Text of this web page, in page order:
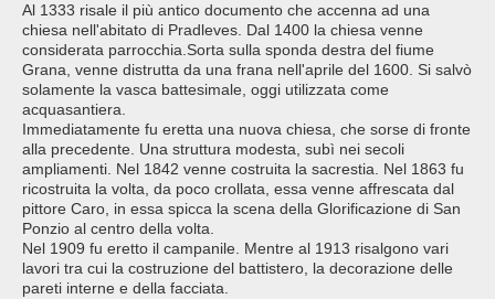
Al 1333 risale il più antico documento che accenna ad una
chiesa nell'abitato di Pradleves. Dal 1400 la chiesa venne
considerata parrocchia.Sorta sulla sponda destra del fiume
Grana, venne distrutta da una frana nell'aprile del 1600. Si salvò
solamente la vasca battesimale, oggi utilizzata come
acquasantiera.
Immediatamente fu eretta una nuova chiesa, che sorse di fronte
alla precedente. Una struttura modesta, subì nei secoli
ampliamenti. Nel 1842 venne costruita la sacrestia. Nel 1863 fu
ricostruita la volta, da poco crollata, essa venne affrescata dal
pittore Caro, in essa spicca la scena della Glorificazione di San
Ponzio al centro della volta.
Nel 1909 fu eretto il campanile. Mentre al 1913 risalgono vari
lavori tra cui la costruzione del battistero, la decorazione delle
pareti interne e della facciata.